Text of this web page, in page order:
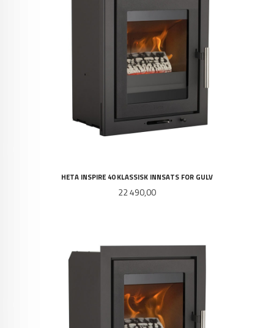
HETA INSPIRE 40 KLASSISK INNSATS FOR GULV
Pris
22 490,00